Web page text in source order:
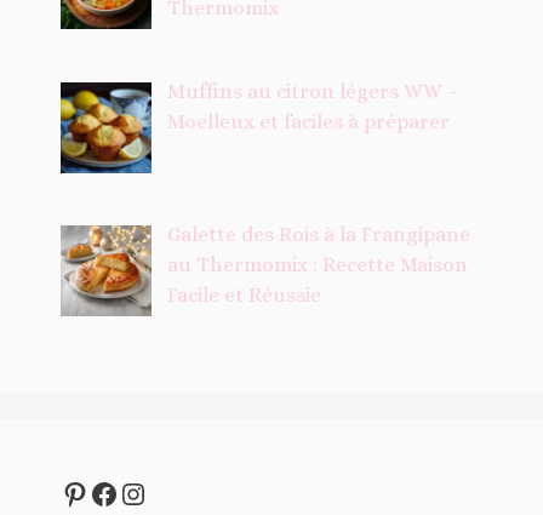
Thermomix
Muffins au citron légers WW –
Moelleux et faciles à préparer
Galette des Rois à la Frangipane
au Thermomix : Recette Maison
Facile et Réussie
Pinterest
Facebook
Instagram